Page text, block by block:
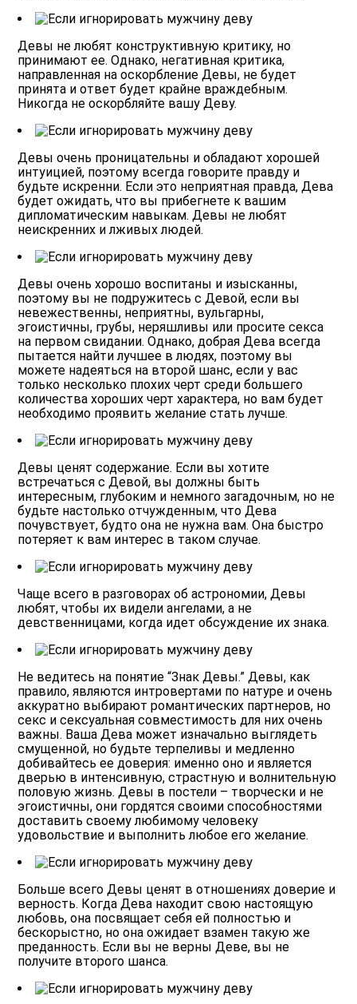
Девы не любят конструктивную критику, но
принимают ее. Однако, негативная критика,
направленная на оскорбление Девы, не будет
принята и ответ будет крайне враждебным.
Никогда не оскорбляйте вашу Деву.
Девы очень проницательны и обладают хорошей
интуицией, поэтому всегда говорите правду и
будьте искренни. Если это неприятная правда, Дева
будет ожидать, что вы прибегнете к вашим
дипломатическим навыкам. Девы не любят
неискренних и лживых людей.
Девы очень хорошо воспитаны и изысканны,
поэтому вы не подружитесь с Девой, если вы
невежественны, неприятны, вульгарны,
эгоистичны, грубы, неряшливы или просите секса
на первом свидании. Однако, добрая Дева всегда
пытается найти лучшее в людях, поэтому вы
можете надеяться на второй шанс, если у вас
только несколько плохих черт среди большего
количества хороших черт характера, но вам будет
необходимо проявить желание стать лучше.
Девы ценят содержание. Если вы хотите
встречаться с Девой, вы должны быть
интересным, глубоким и немного загадочным, но не
будьте настолько отчужденным, что Дева
почувствует, будто она не нужна вам. Она быстро
потеряет к вам интерес в таком случае.
Чаще всего в разговорах об астрономии, Девы
любят, чтобы их видели ангелами, а не
девственницами, когда идет обсуждение их знака.
Не ведитесь на понятие “Знак Девы.” Девы, как
правило, являются интровертами по натуре и очень
аккуратно выбирают романтических партнеров, но
секс и сексуальная совместимость для них очень
важны. Ваша Дева может изначально выглядеть
смущенной, но будьте терпеливы и медленно
добивайтесь ее доверия: именно оно и является
дверью в интенсивную, страстную и волнительную
половую жизнь. Девы в постели – творчески и не
эгоистичны, они гордятся своими способностями
доставить своему любимому человеку
удовольствие и выполнить любое его желание.
Больше всего Девы ценят в отношениях доверие и
верность. Когда Дева находит свою настоящую
любовь, она посвящает себя ей полностью и
бескорыстно, но она ожидает взамен такую же
преданность. Если вы не верны Деве, вы не
получите второго шанса.